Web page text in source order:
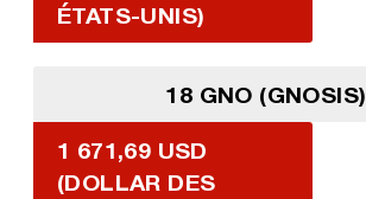
ÉTATS-UNIS)
18 GNO (GNOSIS)
1 671,69 USD
(DOLLAR DES